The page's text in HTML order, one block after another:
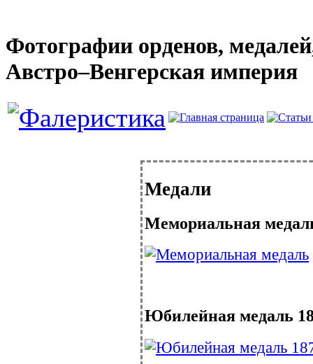
Фотографии орденов,
Австро–Венгерская империя
Медали
Мемориальная
Юбилейная медаль